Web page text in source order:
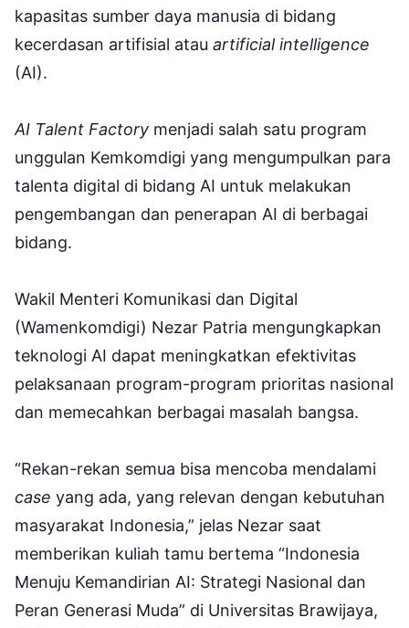
kapasitas sumber daya manusia di bidang
kecerdasan artifisial atau artificial intelligence
(AI).
AI Talent Factory menjadi salah satu program
unggulan Kemkomdigi yang mengumpulkan para
talenta digital di bidang AI untuk melakukan
pengembangan dan penerapan AI di berbagai
bidang.
Wakil Menteri Komunikasi dan Digital
(Wamenkomdigi) Nezar Patria mengungkapkan
teknologi AI dapat meningkatkan efektivitas
pelaksanaan program-program prioritas nasional
dan memecahkan berbagai masalah bangsa.
“Rekan-rekan semua bisa mencoba mendalami
case yang ada, yang relevan dengan kebutuhan
masyarakat Indonesia,” jelas Nezar saat
memberikan kuliah tamu bertema “Indonesia
Menuju Kemandirian AI: Strategi Nasional dan
Peran Generasi Muda” di Universitas Brawijaya,